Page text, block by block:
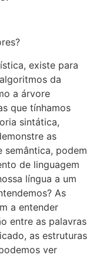
existe para
da
a árvore
que tínhamos
sintática,
as
semântica, podem
de linguagem
língua a um
As
a entender
entre as palavras
as estruturas
ver